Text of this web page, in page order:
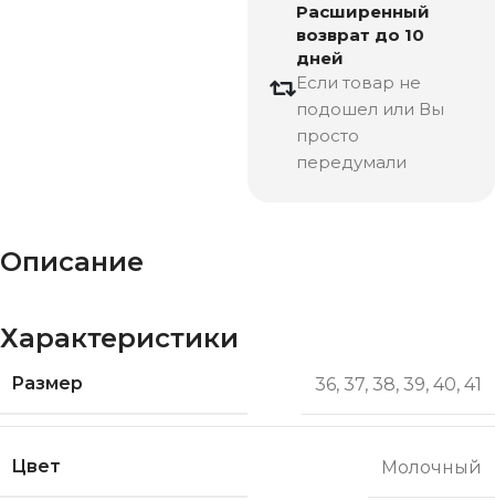
Расширенный
возврат до 10
дней
Если товар не
подошел или Вы
просто
передумали
Описание
Характеристики
Размер 36, 37, 38, 39, 40, 41
Цвет Молочный